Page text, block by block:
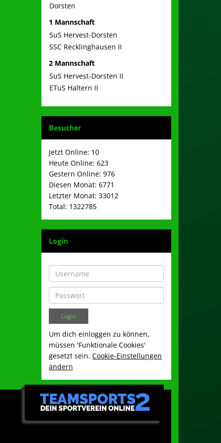
Dorsten
1 Mannschaft
SuS Hervest-Dorsten
SSC Recklinghausen II
2 Mannschaft
SuS Hervest-Dorsten II
ETuS Haltern II
Besucher
Jetzt Online: 10
Heute Online: 623
Gestern Online: 976
Diesen Monat: 6771
Letzter Monat: 33012
Total: 1322785
Login
Um dich einloggen zu können,
müssen 'Funktionale Cookies'
gesetzt sein. Cookie-Einstellungen
ändern